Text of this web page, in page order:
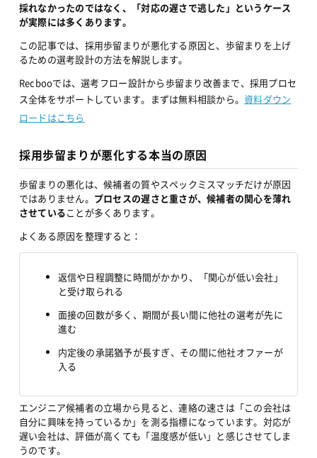
採れなかったのではなく、「対応の遅さで逃した」というケース
が実際には多くあります。
この記事では、採用歩留まりが悪化する原因と、歩留まりを上げ
るための選考設計の方法を解説します。
Recbooでは、選考フロー設計から歩留まり改善まで、採用プロセ
ス全体をサポートしています。まずは無料相談から。資料ダウン
ロードはこちら
採用歩留まりが悪化する本当の原因
歩留まりの悪化は、候補者の質やスペックミスマッチだけが原因
ではありません。 プロセスの遅さと重さが、候補者の関心を薄れ
させていることが多くあります。
よくある原因を整理すると：
返信や日程調整に時間がかかり、「関心が低い会社」
と受け取られる
面接の回数が多く、期間が長い間に他社の選考が先に
進む
内定後の承諾猶予が長すぎ、その間に他社オファーが
入る
エンジニア候補者の立場から見ると、連絡の速さは「この会社は
自分に興味を持っているか」を測る指標になっています。対応が
遅い会社は、評価が高くても「温度感が低い」と感じさせてしま
うのです。